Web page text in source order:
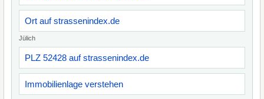
Ort auf strassenindex.de
Jülich
PLZ 52428 auf strassenindex.de
Immobilienlage verstehen